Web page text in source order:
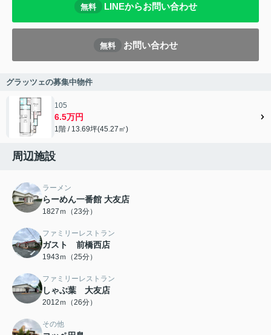
無料 LINEからお問い合わせ
無料 お問い合わせ
グラッツェの募集中物件
105
6.5万円
1階 / 13.69坪(45.27㎡)
周辺施設
ラーメン
らーめん一番館 大友店
1827ｍ（23分）
ファミリーレストラン
ガスト 前橋西店
1943ｍ（25分）
ファミリーレストラン
しゃぶ葉 大友店
2012ｍ（26分）
その他